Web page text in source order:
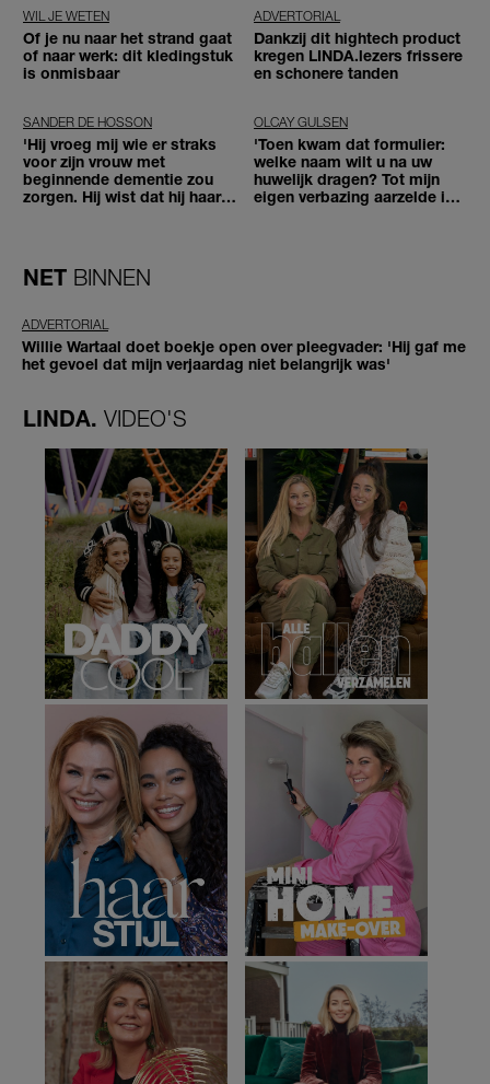
WIL JE WETEN
Of je nu naar het strand gaat
of naar werk: dit kledingstuk
is onmisbaar
ADVERTORIAL
Dankzij dit hightech product
kregen LINDA.lezers frissere
en schonere tanden
SANDER DE HOSSON
'Hij vroeg mij wie er straks
voor zijn vrouw met
beginnende dementie zou
zorgen. Hij wist dat hij haar
OLCAY GULSEN
'Toen kwam dat formulier:
welke naam wilt u na uw
huwelijk dragen? Tot mijn
eigen verbazing aarzelde ik
NET BINNEN
ADVERTORIAL
Willie Wartaal doet boekje open over pleegvader: 'Hij gaf me
het gevoel dat mijn verjaardag niet belangrijk was'
LINDA. VIDEO'S